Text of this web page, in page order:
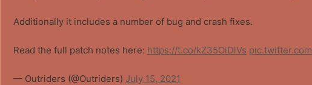
Additionally it includes a number of bug and crash fixes.
Read the full patch notes here: https://t.co/kZ35OiDlVs
— Outriders (@Outriders) July 15, 2021